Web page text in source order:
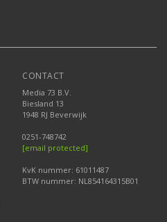
CONTACT
Media 73 B.V.
Biesland 13
1948 RJ Beverwijk
0251-748742
[email protected]
KvK nummer: 61011487
BTW nummer: NL854164315B01